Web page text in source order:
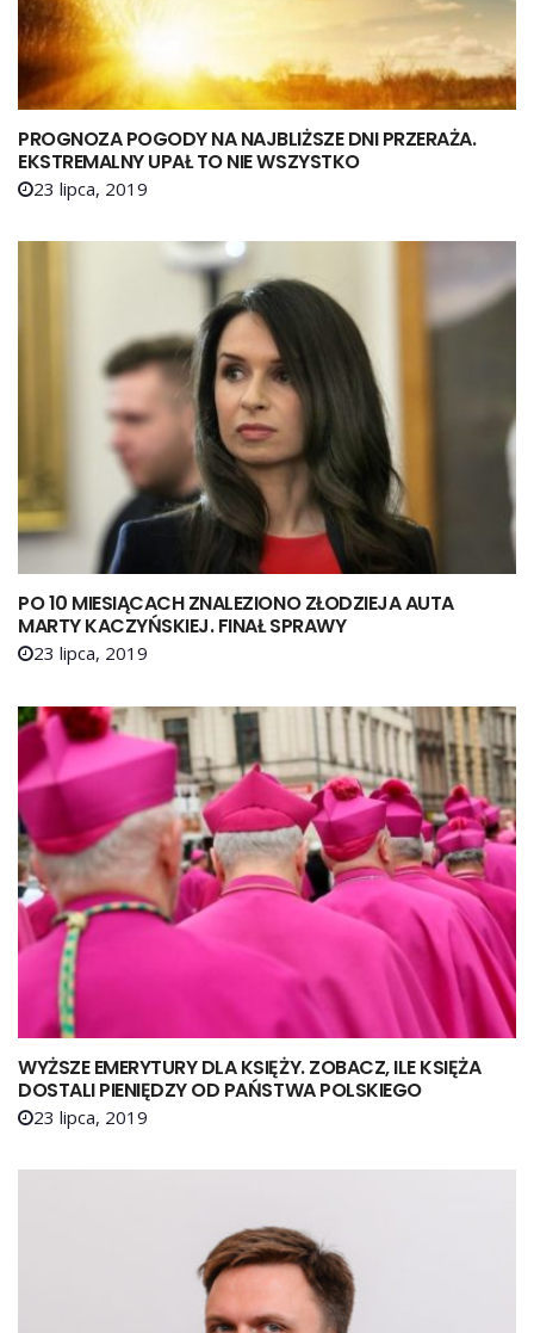
PROGNOZA POGODY NA NAJBLIŻSZE DNI PRZERAŻA.
EKSTREMALNY UPAŁ TO NIE WSZYSTKO
23 lipca, 2019
PO 10 MIESIĄCACH ZNALEZIONO ZŁODZIEJA AUTA
MARTY KACZYŃSKIEJ. FINAŁ SPRAWY
23 lipca, 2019
WYŻSZE EMERYTURY DLA KSIĘŻY. ZOBACZ, ILE KSIĘŻA
DOSTALI PIENIĘDZY OD PAŃSTWA POLSKIEGO
23 lipca, 2019